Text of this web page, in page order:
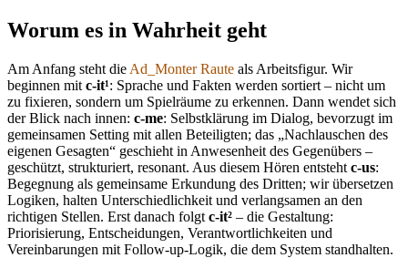
Worum es in Wahrheit geht
Am Anfang steht die Ad_Monter Raute als Arbeitsfigur. Wir
beginnen mit c-it¹: Sprache und Fakten werden sortiert – nicht um
zu fixieren, sondern um Spielräume zu erkennen. Dann wendet sich
der Blick nach innen: c-me: Selbstklärung im Dialog, bevorzugt im
gemeinsamen Setting mit allen Beteiligten; das „Nachlauschen des
eigenen Gesagten“ geschieht in Anwesenheit des Gegenübers –
geschützt, strukturiert, resonant. Aus diesem Hören entsteht c-us:
Begegnung als gemeinsame Erkundung des Dritten; wir übersetzen
Logiken, halten Unterschiedlichkeit und verlangsamen an den
richtigen Stellen. Erst danach folgt c-it² – die Gestaltung:
Priorisierung, Entscheidungen, Verantwortlichkeiten und
Vereinbarungen mit Follow-up-Logik, die dem System standhalten.